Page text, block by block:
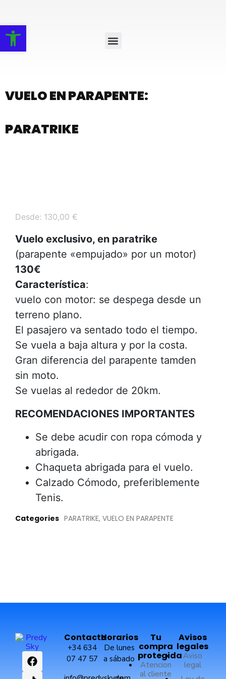
VUELO EN PARAPENTE:
PARATRIKE
Desde: 130,00 €
Vuelo exclusivo, en paratrike
(parapente «empujado» por un motor)
130€
Característica:
vuelo con motor: se despega desde un
terreno plano.
El pasajero va sentado todo el tiempo.
Se vuela a baja altura y por la costa.
Gran diferencia del parapente tamden
sin moto.
Se vuelas al rededor de 20km.
RECOMENDACIONES IMPORTANTES
Se debe acudir con ropa cómoda y
abrigada.
Chaqueta abrigada para el vuelo.
Calzado Cómodo, preferiblemente
Tenis.
Categories PARATRIKE, VUELO EN PARAPENTE
Contacto
+34 634
07 47 57
Horarios
De lunes
a sábado
Tu
compra
protegida
Atencion
al cliente
Avisos
legales
Aviso
legal
Abrir barra de herramientas